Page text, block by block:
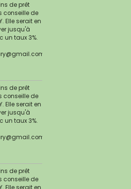
de prêt
conseille de
Elle serait en
jusqu'à
un taux 3%.
de prêt
conseille de
Elle serait en
jusqu'à
un taux 3%.
de prêt
conseille de